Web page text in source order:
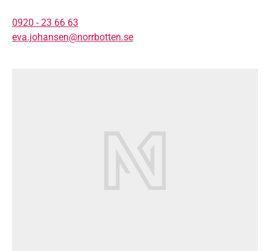
0920 - 23 66 63
eva.johansen@norrbotten.se